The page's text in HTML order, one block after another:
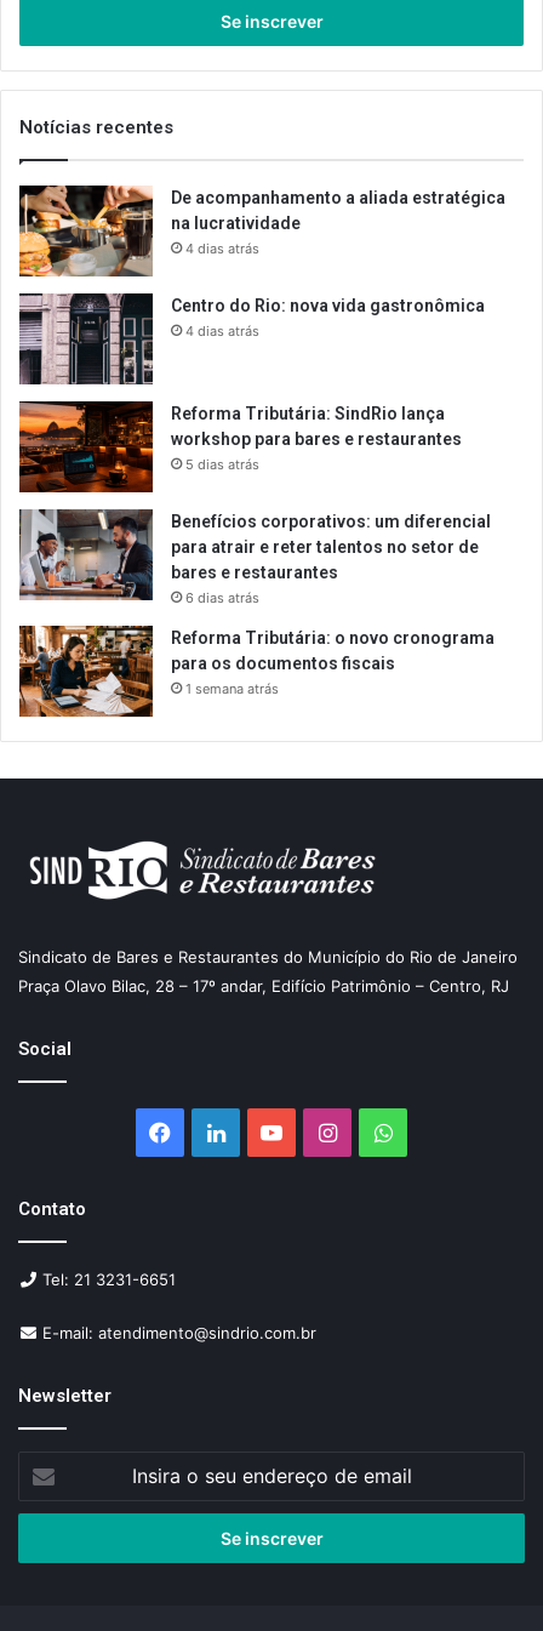
de
email
Notícias recentes
De acompanhamento a aliada estratégica
na lucratividade
4 dias atrás
Centro do Rio: nova vida gastronômica
4 dias atrás
Reforma Tributária: SindRio lança
workshop para bares e restaurantes
5 dias atrás
Benefícios corporativos: um diferencial
para atrair e reter talentos no setor de
bares e restaurantes
6 dias atrás
Reforma Tributária: o novo cronograma
para os documentos fiscais
1 semana atrás
Sindicato de Bares e Restaurantes do Município do Rio de Janeiro
Praça Olavo Bilac, 28 – 17º andar, Edifício Patrimônio – Centro, RJ
Social
Facebook
LinkedinYouTubeInstagramWhatsApp
Contato
Tel: 21 3231-6651
E-mail: atendimento@sindrio.com.br
Newsletter
seu
de